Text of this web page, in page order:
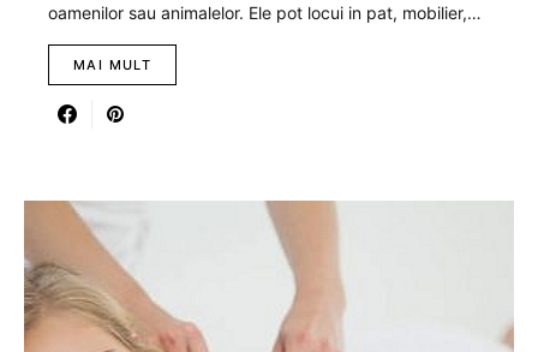
oamenilor sau animalelor. Ele pot locui in pat, mobilier,…
MAI MULT